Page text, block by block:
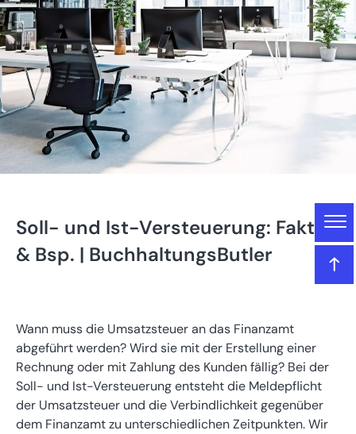
Gliederung
BuchhaltungsButler
Was ist die Soll-Versteuerung?
Was ist die Ist-Versteuerung?
Soll- und Ist-Versteuerung: Fakten
& Bsp. | BuchhaltungsButler
Wann muss die Umsatzsteuer an das Finanzamt
abgeführt werden? Wird sie mit der Erstellung einer
Rechnung oder mit Zahlung des Kunden fällig? Bei der
Soll- und Ist-Versteuerung entsteht die Meldepflicht
der Umsatzsteuer und die Verbindlichkeit gegenüber
dem Finanzamt zu unterschiedlichen Zeitpunkten. Wir